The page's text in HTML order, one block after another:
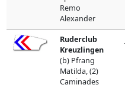
Remo
Alexander
Ruderclub
Kreuzlingen
(b) Pfrang
Matilda, (2)
Caminades